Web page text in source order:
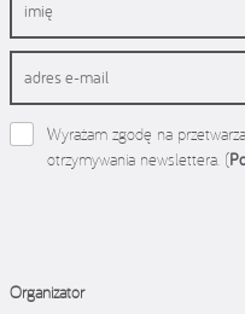
Wyrażam zgodę na
otrzymywania newslettera. (
Organizator